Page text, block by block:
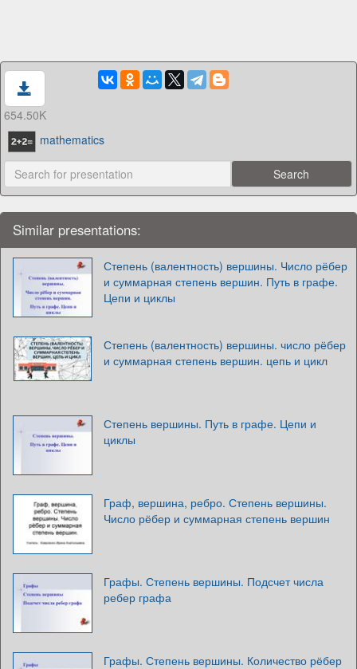
654.50K
mathematics
Similar presentations:
Степень (валентность) вершины. Число рёбер
и суммарная степень вершин. Путь в графе.
Цепи и циклы
Степень (валентность) вершины. число рёбер
и суммарная степень вершин. цепь и цикл
Степень вершины. Путь в графе. Цепи и
циклы
Граф, вершина, ребро. Степень вершины.
Число рёбер и суммарная степень вершин
Графы. Степень вершины. Подсчет числа
ребер графа
Графы. Степень вершины. Количество рёбер